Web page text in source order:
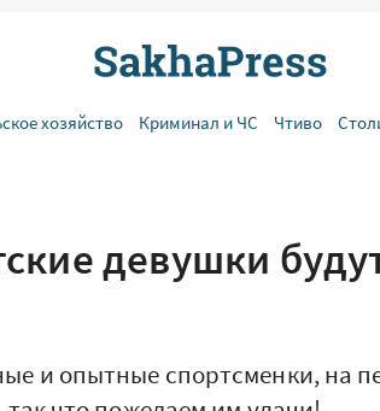
хозяйство Криминал и ЧС Чтиво
девушки
и опытные спортсменки, на